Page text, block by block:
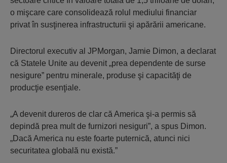
o mişcare care consolidează rolul mediului financiar
privat în susţinerea infrastructurii şi apărării americane.
Directorul executiv al JPMorgan, Jamie Dimon, a declarat
că Statele Unite au devenit „prea dependente de surse
nesigure” pentru minerale, produse şi capacităţi de
producţie esenţiale.
„A devenit dureros de clar că America şi-a permis să
depindă prea mult de furnizori nesiguri”, a spus Dimon.
„Dacă America nu este foarte puternică, atunci nici
securitatea globală nu există.”